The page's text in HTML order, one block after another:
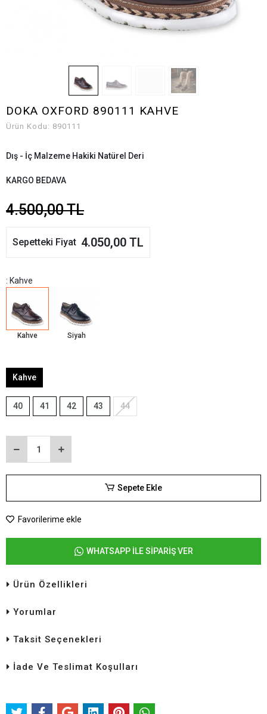
DOKA OXFORD 890111 KAHVE
Ürün Kodu: 890111
Dış - İç Malzeme Hakiki Natürel Deri
KARGO BEDAVA
4.500,00 TL
Sepetteki Fiyat 4.050,00 TL
: Kahve
Kahve Siyah
Kahve
40 41 42 43 44
Sepete Ekle
Favorilerime ekle
WHATSAPP İLE SİPARİŞ VER
Ürün Özellikleri
Yorumlar
Taksit Seçenekleri
İade Ve Teslimat Koşulları